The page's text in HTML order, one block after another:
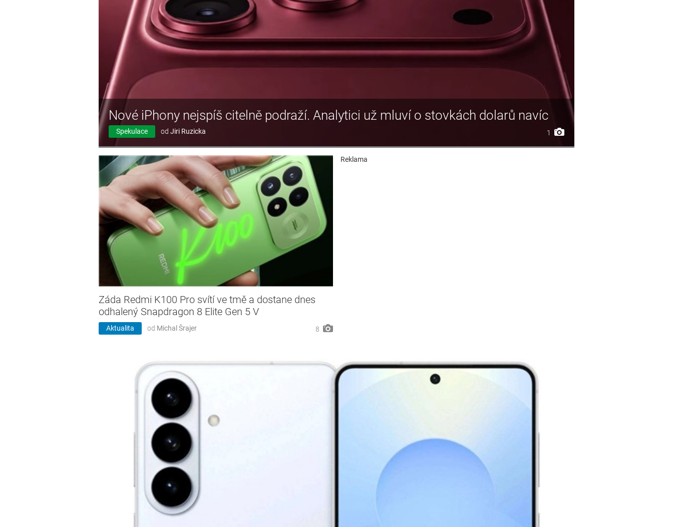
Nové iPhony nejspíš citelně podraží. Analytici už mluví o stovkách dolarů navíc
Spekulace od Jiri Ruzicka 1
Záda Redmi K100 Pro svítí ve tmě a dostane dnes
odhalený Snapdragon 8 Elite Gen 5 V
Aktualita od Michal Šrajer 8
Reklama